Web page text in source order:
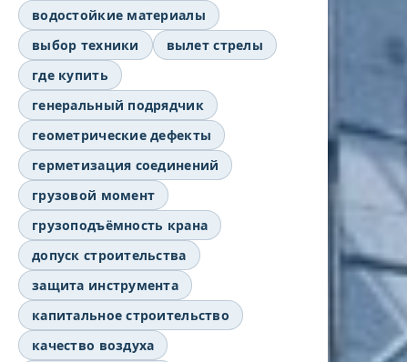
водостойкие материалы
выбор техники
вылет стрелы
где купить
генеральный подрядчик
геометрические дефекты
герметизация соединений
грузовой момент
грузоподъёмность крана
допуск строительства
защита инструмента
капитальное строительство
качество воздуха